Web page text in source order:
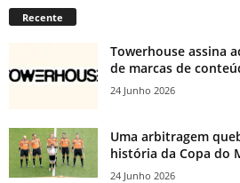
Recente
Towerhouse assina
de marcas de
24 Junho 2026
Uma arbitragem
história da Copa do
24 Junho 2026